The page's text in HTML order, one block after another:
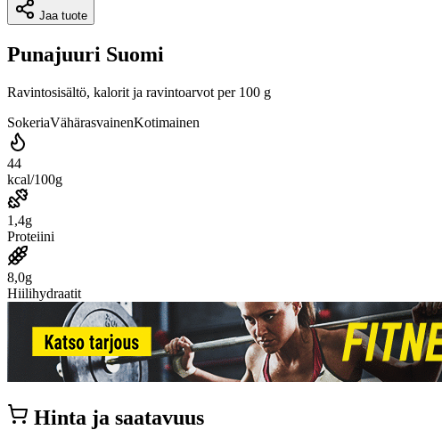
Jaa tuote
Punajuuri Suomi
Ravintosisältö, kalorit ja ravintoarvot per 100 g
SokeriaVähärasvainenKotimainen
44
kcal/100g
1,4g
Proteiini
8,0g
Hiilihydraatit
Hinta ja saatavuus